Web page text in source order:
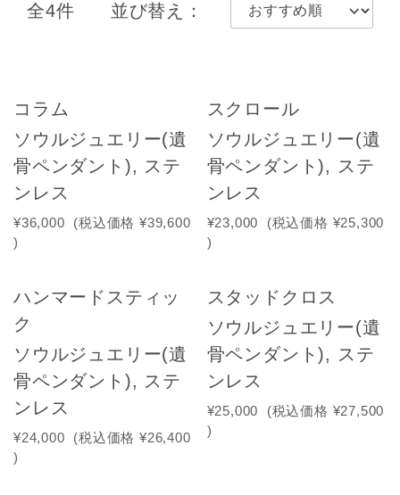
全4件 並び替え：
コラム
ソウルジュエリー(遺
骨ペンダント), ステ
ンレス
¥36,000 (税込価格 ¥39,600
)
スクロール
ソウルジュエリー(遺
骨ペンダント), ステ
ンレス
¥23,000 (税込価格 ¥25,300
)
ハンマードスティッ
ク
ソウルジュエリー(遺
骨ペンダント), ステ
ンレス
¥24,000 (税込価格 ¥26,400
)
スタッドクロス
ソウルジュエリー(遺
骨ペンダント), ステ
ンレス
¥25,000 (税込価格 ¥27,500
)